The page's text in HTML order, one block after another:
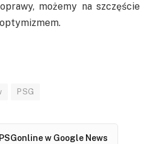
możemy na szczęście
PSG
w Google News